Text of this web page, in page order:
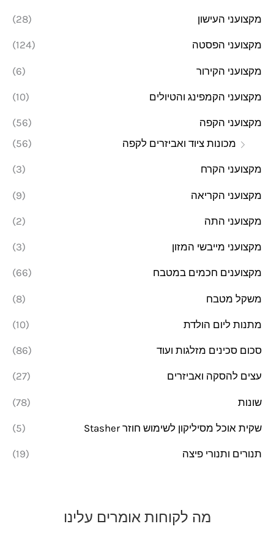
מקצועני העישון (28)
מקצועני הפסטה (124)
מקצועני הקירור (6)
מקצועני הקמפינג והטיולים (10)
מקצועני הקפה
(56)
מכונות ציוד ואביזרים לקפה
(56)
מקצועני הקרח (3)
מקצועני הקריאה (9)
מקצועני התה (2)
מקצועני מייבשי המזון (3)
מקצוענים חכמים במטבח (66)
משקל מטבח (8)
מתנות ליום הולדת (10)
סכום סכינים מזלגות ועוד (86)
עצים להסקה ואביזרים (27)
שונות (78)
שקית אוכל מסיליקון לשימוש חוזר Stasher (5)
תנורים ותנורי פיצה (19)
מה לקוחות אומרים עלינו